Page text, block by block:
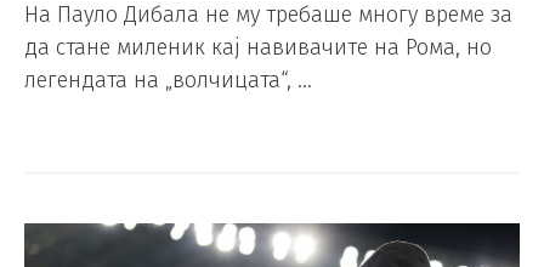
На Пауло Дибала не му требаше многу време за
да стане миленик кај навивачите на Рома, но
легендата на „волчицата“, …